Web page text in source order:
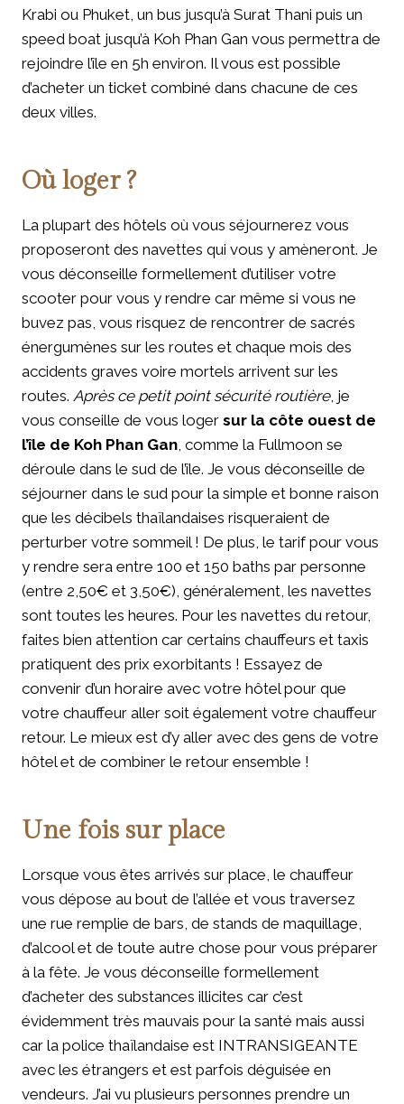
Krabi ou Phuket, un bus jusqu’à Surat Thani puis un
speed boat jusqu’à Koh Phan Gan vous permettra de
rejoindre l’île en 5h environ. Il vous est possible
d’acheter un ticket combiné dans chacune de ces
deux villes.
Où loger ?
La plupart des hôtels où vous séjournerez vous
proposeront des navettes qui vous y amèneront. Je
vous déconseille formellement d’utiliser votre
scooter pour vous y rendre car même si vous ne
buvez pas, vous risquez de rencontrer de sacrés
énergumènes sur les routes et chaque mois des
accidents graves voire mortels arrivent sur les
routes. Après ce petit point sécurité routière, je
vous conseille de vous loger sur la côte ouest de
l’île de Koh Phan Gan , comme la Fullmoon se
déroule dans le sud de l’île. Je vous déconseille de
séjourner dans le sud pour la simple et bonne raison
que les décibels thaïlandaises risqueraient de
perturber votre sommeil ! De plus, le tarif pour vous
y rendre sera entre 100 et 150 baths par personne
(entre 2,50€ et 3,50€), généralement, les navettes
sont toutes les heures. Pour les navettes du retour,
faites bien attention car certains chauffeurs et taxis
pratiquent des prix exorbitants ! Essayez de
convenir d’un horaire avec votre hôtel pour que
votre chauffeur aller soit également votre chauffeur
retour. Le mieux est d’y aller avec des gens de votre
hôtel et de combiner le retour ensemble !
Une fois sur place
Lorsque vous êtes arrivés sur place, le chauffeur
vous dépose au bout de l’allée et vous traversez
une rue remplie de bars, de stands de maquillage,
d’alcool et de toute autre chose pour vous préparer
à la fête. Je vous déconseille formellement
d’acheter des substances illicites car c’est
évidemment très mauvais pour la santé mais aussi
car la police thaïlandaise est INTRANSIGEANTE
avec les étrangers et est parfois déguisée en
vendeurs. J’ai vu plusieurs personnes prendre un